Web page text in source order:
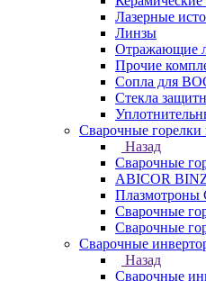
Лазерные
Линзы
Отражающие
Прочие
Сопла для
Стекла
Сварочные
Назад
Сварочные
ABICOR
Плазмотроны
Сварочные
Сварочные
Сварочные
Назад
Сварочные